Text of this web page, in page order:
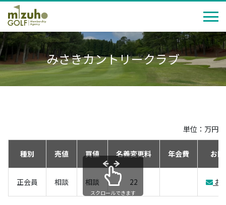
みさきカントリークラブ
単位：万円
種別 売値 買値 名義変更料 年会費 お
正会員 相談 相談 22 お
スクロールできます